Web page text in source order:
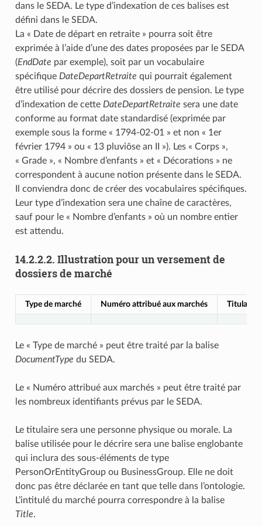
dans le SEDA. Le type d’indexation de ces balises est
défini dans le SEDA.
La « Date de départ en retraite » pourra soit être
exprimée à l’aide d’une des dates proposées par le SEDA
(EndDate par exemple), soit par un vocabulaire
spécifique DateDepartRetraite qui pourrait également
être utilisé pour décrire des dossiers de pension. Le type
d’indexation de cette DateDepartRetraite sera une date
conforme au format date standardisé (exprimée par
exemple sous la forme « 1794-02-01 » et non « 1er
février 1794 » ou « 13 pluviôse an II »). Les « Corps »,
« Grade », « Nombre d’enfants » et « Décorations » ne
correspondent à aucune notion présente dans le SEDA.
Il conviendra donc de créer des vocabulaires spécifiques.
Leur type d’indexation sera une chaîne de caractères,
sauf pour le « Nombre d’enfants » où un nombre entier
est attendu.
14.2.2.2. Illustration pour un versement de
dossiers de marché
Type de marché Numéro attribué aux marchés Titulaire
Le « Type de marché » peut être traité par la balise
DocumentType du SEDA.
Le « Numéro attribué aux marchés » peut être traité par
les nombreux identifiants prévus par le SEDA.
Le titulaire sera une personne physique ou morale. La
balise utilisée pour le décrire sera une balise englobante
qui inclura des sous-éléments de type
PersonOrEntityGroup ou BusinessGroup. Elle ne doit
donc pas être déclarée en tant que telle dans l’ontologie.
L’intitulé du marché pourra correspondre à la balise
Title.